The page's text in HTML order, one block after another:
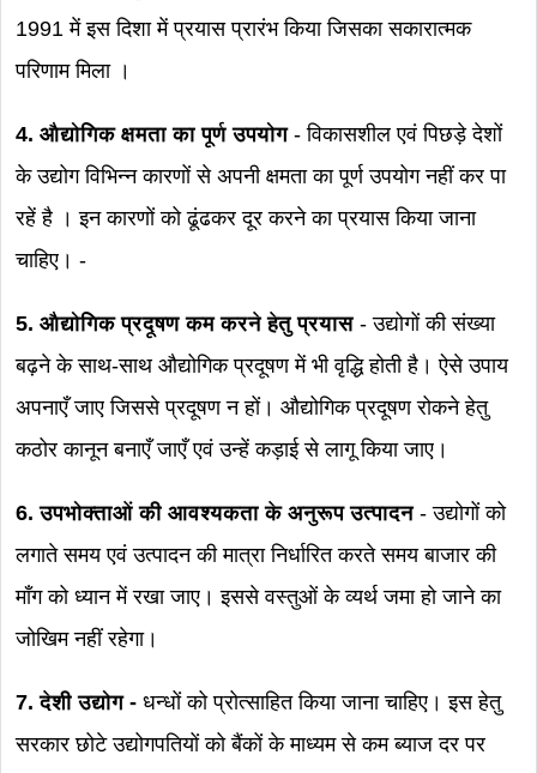
1991 में इस दिशा में प्रयास प्रारंभ किया जिसका सकारात्मक
परिणाम मिला ।
4. औद्योगिक क्षमता का पूर्ण उपयोग- विकासशील एवं पिछड़े देशों
के उद्योग विभिन्न कारणों से अपनी क्षमता का पूर्ण उपयोग नहीं कर पा
रहें है । इन कारणों को ढूंढकर दूर करने का प्रयास किया जाना
चाहिए। -
5. औद्योगिक प्रदूषण कम करने हेतु प्रयास - उद्योगों की संख्या
बढ़ने के साथ-साथ औद्योगिक प्रदूषण में भी वृद्धि होती है। ऐसे उपाय
अपनाएँ जाए जिससे प्रदूषण न हों। औद्योगिक प्रदूषण रोकने हेतु
कठोर कानून बनाएँ जाएँ एवं उन्हें कड़ाई से लागू किया जाए।
6. उपभोक्ताओं की आवश्यकता के अनुरूप उत्पादन- उद्योगों को
लगाते समय एवं उत्पादन की मात्रा निर्धारित करते समय बाजार की
माँग को ध्यान में रखा जाए। इससे वस्तुओं के व्यर्थ जमा हो जाने का
जोखिम नहीं रहेगा।
7. देशी उद्योग - धन्धों को प्रोत्साहित किया जाना चाहिए। इस हेतु
सरकार छोटे उद्योगपतियों को बैंकों के माध्यम से कम ब्याज दर पर